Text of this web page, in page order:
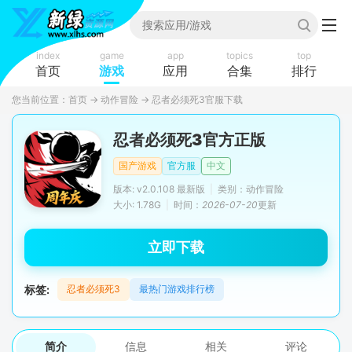
index
首页
game
游戏
app
应用
topics
合集
top
排行
您当前位置： 首页 → 动作冒险 → 忍者必须死3官服下载
忍者必须死3官方正版
国产游戏 官方服
中文
版本: v2.0.108 最新版
类别：动作冒险
大小: 1.78G
时间： 2026-07-20更新
立即下载
标签: 忍者必须死3 最热门游戏排行榜
简介 信息 相关 评论